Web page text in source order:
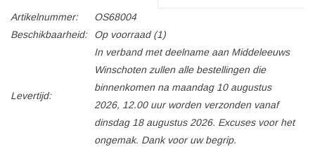
Artikelnummer:
OS68004
Beschikbaarheid:
Op voorraad(1)
Levertijd:
In verband met deelname aan Middeleeuws
Winschoten zullen alle bestellingen die
binnenkomen na maandag 10 augustus
2026, 12.00 uur worden verzonden vanaf
dinsdag 18 augustus 2026. Excuses voor het
ongemak. Dank voor uw begrip.